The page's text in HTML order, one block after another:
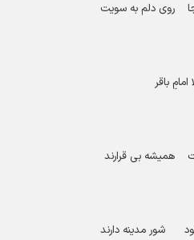
روی دلم به سویت
باقر
همیشه بی قرارند
شور مدینه دارند